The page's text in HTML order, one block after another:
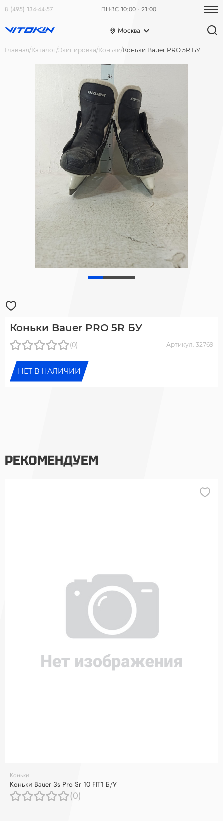
8 (495) 134-44-57 ПН-ВС 10:00 - 21:00
Москва
Главная Каталог Экипировка Коньки Коньки Bauer PRO 5R БУ
Коньки Bauer PRO 5R БУ
(0) Артикул: 32769
НЕТ В НАЛИЧИИ
РЕКОМЕНДУЕМ
Коньки
Коньки Bauer 3s Pro Sr 10 FIT1 Б/У
(0)